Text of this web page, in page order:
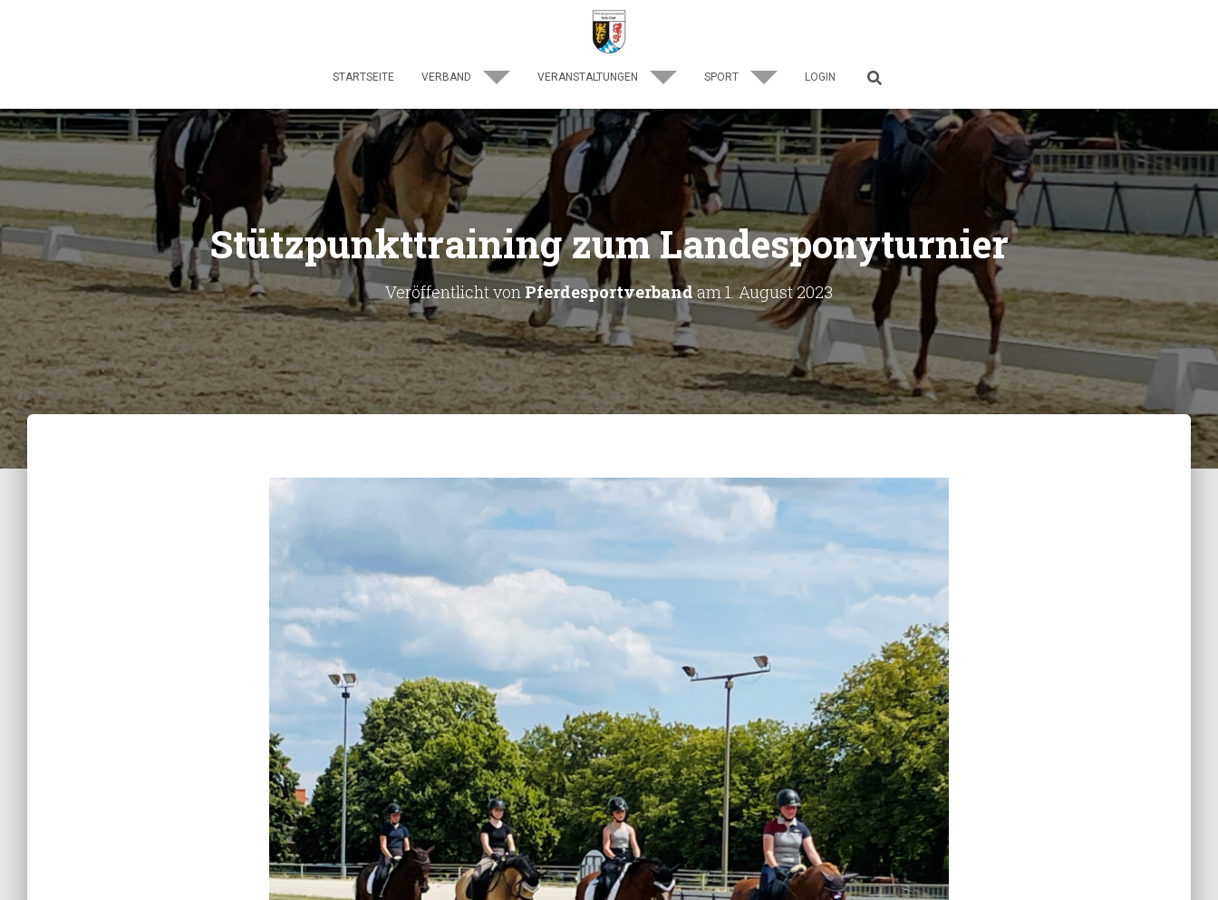
STARTSEITE VERBAND VERANSTALTUNGEN SPORT LOGIN
Stützpunkttraining zum Landesponyturnier
Veröffentlicht von Pferdesportverband am1. August 2023